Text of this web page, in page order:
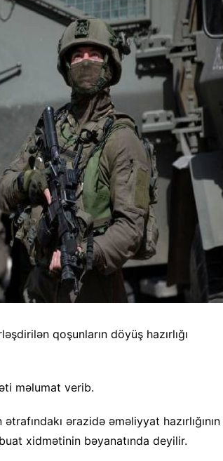
qoşunların döyüş hazırlığı
məlumat verib.
ərazidə əməliyyat hazırlığının
xidmətinin bəyanatında deyilir.